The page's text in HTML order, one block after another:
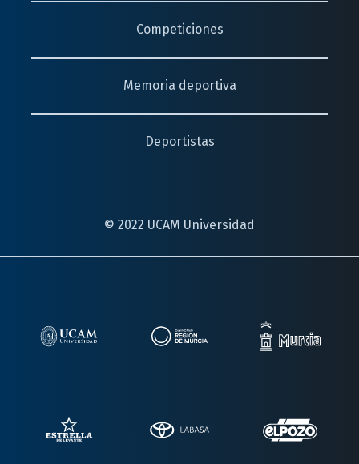
Competiciones
Memoria deportiva
Deportistas
© 2022 UCAM Universidad